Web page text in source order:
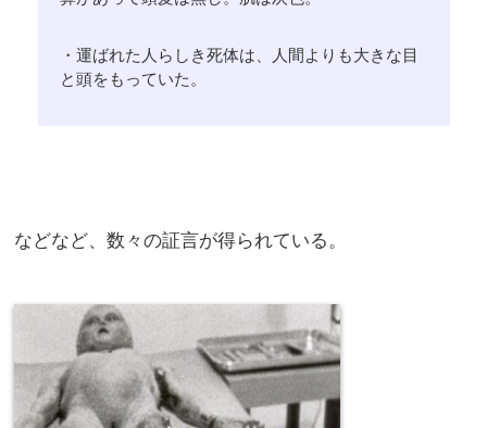
・運ばれた人らしき死体は、人間よりも大きな目
と頭をもっていた。
などなど、数々の証言が得られている。